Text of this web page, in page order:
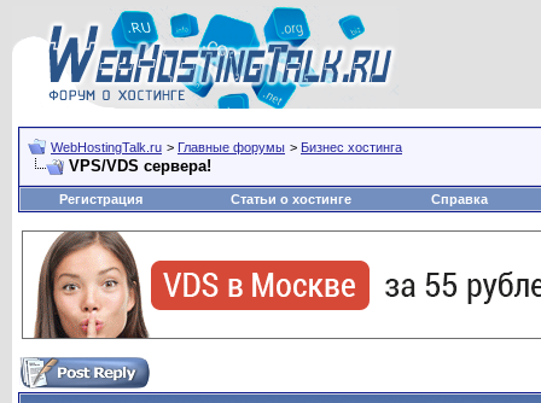
WebHostingTalk.ru > Главные форумы > Бизнес хостинга
VPS/VDS сервера!
Регистрация Статьи о хостинге Справка